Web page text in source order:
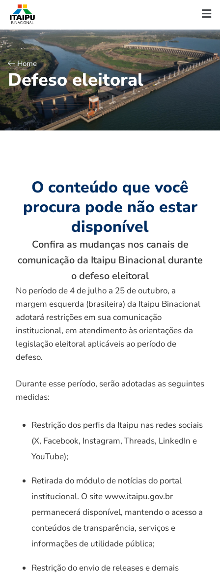
Home
Defeso eleitoral
O conteúdo que você
procura pode não estar
disponível
Confira as mudanças nos canais de
comunicação da Itaipu Binacional durante
o defeso eleitoral
No período de 4 de julho a 25 de outubro, a
margem esquerda (brasileira) da Itaipu Binacional
adotará restrições em sua comunicação
institucional, em atendimento às orientações da
legislação eleitoral aplicáveis ao período de
defeso.
Durante esse período, serão adotadas as seguintes
medidas:
Restrição dos perfis da Itaipu nas redes sociais
(X, Facebook, Instagram, Threads, LinkedIn e
YouTube);
Retirada do módulo de notícias do portal
institucional. O site www.itaipu.gov.br
permanecerá disponível, mantendo o acesso a
conteúdos de transparência, serviços e
informações de utilidade pública;
Restrição do envio de releases e demais